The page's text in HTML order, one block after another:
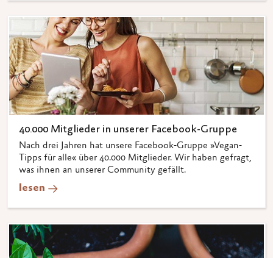
40.000 Mitglieder in unserer Facebook-Gruppe
Nach drei Jahren hat unsere Facebook-Gruppe »Vegan-
Tipps für alle« über 40.000 Mitglieder. Wir haben gefragt,
was ihnen an unserer Community gefällt.
lesen